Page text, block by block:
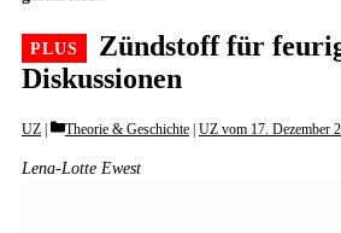
Zündstoff für
Diskussionen
UZ Categories
Theorie & Geschichte UZ vom 17. Dezember
Lena-Lotte Ewest